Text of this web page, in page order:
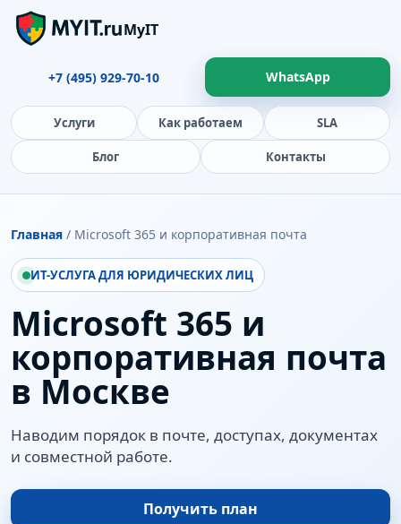
MyIT
Услуги Как работаем SLA
Блог Контакты
+7 (495) 929-70-10 WhatsApp
Главная / Microsoft 365 и корпоративная почта
ИТ-УСЛУГА ДЛЯ ЮРИДИЧЕСКИХ ЛИЦ
Microsoft 365 и
корпоративная почта
в Москве
Наводим порядок в почте, доступах, документах
и совместной работе.
Получить план